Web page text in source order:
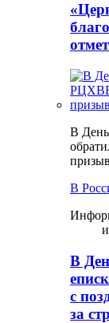
В
В
В
с
за